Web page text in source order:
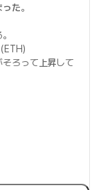
った。
）
そろって 上昇して